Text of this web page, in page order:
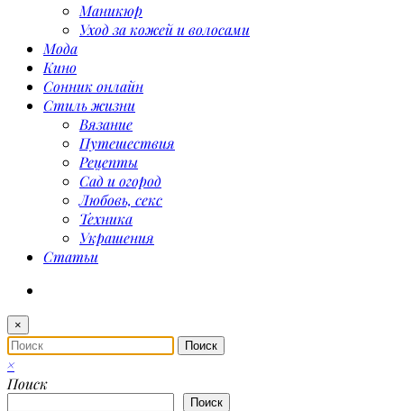
Маникюр
Уход за кожей и волосами
Мода
Кино
Сонник онлайн
Стиль жизни
Вязание
Путешествия
Рецепты
Сад и огород
Любовь, секс
Техника
Украшения
Статьи
×
×
Поиск
Поиск